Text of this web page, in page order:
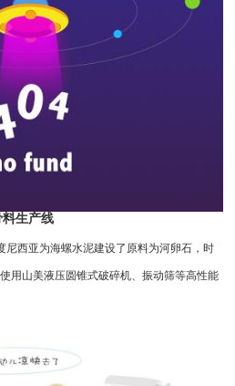
生产线
西亚为海螺水泥建设了原料为河卵石，时
用山美液压圆锥式破碎机、振动筛等高性能